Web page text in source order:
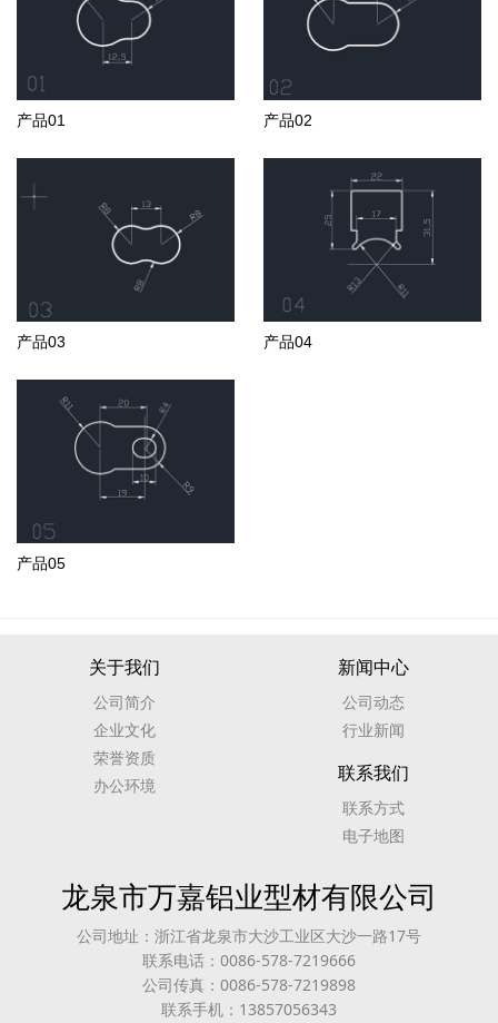
产品01 产品02
产品03 产品04
产品05
关于我们
公司简介
企业文化
荣誉资质
办公环境
新闻中心
公司动态
行业新闻
联系我们
联系方式
电子地图
龙泉市万嘉铝业型材有限公司
公司地址：浙江省龙泉市大沙工业区大沙一路17号
联系电话：0086-578-7219666
公司传真：0086-578-7219898
联系手机：13857056343